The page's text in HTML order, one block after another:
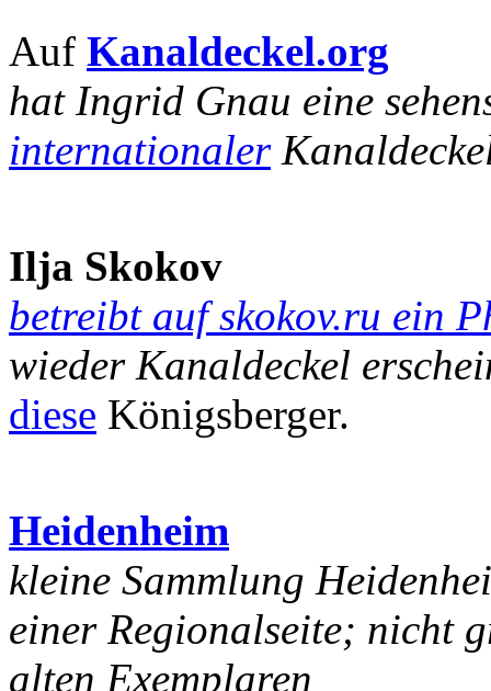
Auf Kanaldeckel.org
hat Ingrid Gnau eine
internationaler
Ilja Skokov
betreibt auf skokov.ru ein
wieder Kanaldeckel
diese Königsberger.
Heidenheim
kleine Sammlung
einer Regionalseite; nicht
alten Exemplaren